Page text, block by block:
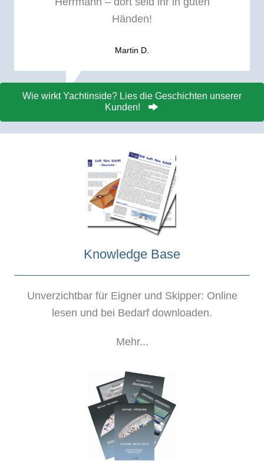
Händen!
Martin D.
Wie wirkt Yachtinside? Lies die Geschichten unserer
Kunden!
Knowledge Base
Unverzichtbar für Eigner und Skipper: Online
lesen und bei Bedarf downloaden.
Mehr...